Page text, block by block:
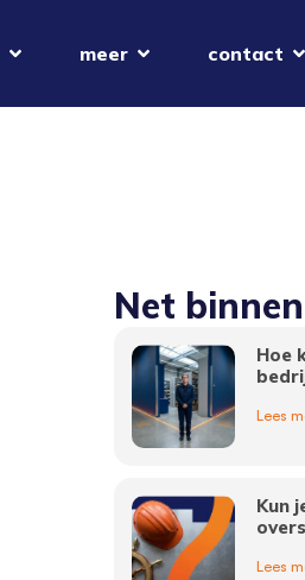
meer contact
Net binnen
Hoe
Lees
Kun
Lees